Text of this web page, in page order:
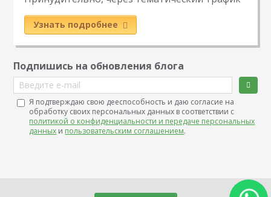
Узнать подробнее
Подпишись на обновления блога
Введите e-mail
Я подтверждаю свою дееспособность и даю согласие на
обработку своих персональных данных в соответствии с
политикой о конфиденциальности и передаче персональных
данных и пользовательским соглашением.